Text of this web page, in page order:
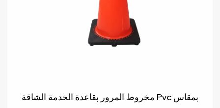
مخروط المرور بقاعدة الخدمة الشاقة Pvc بمقاس